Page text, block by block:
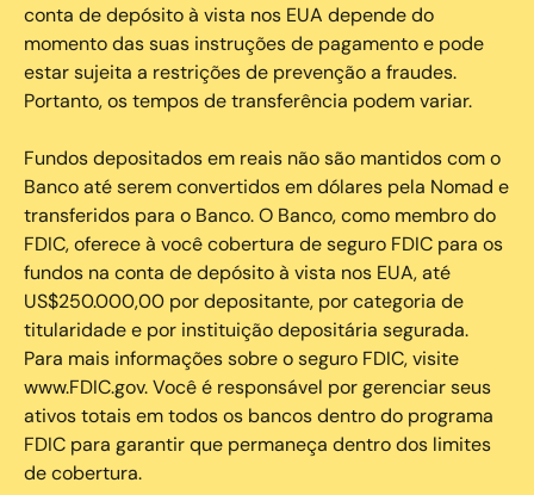
conta de depósito à vista nos EUA depende do
momento das suas instruções de pagamento e pode
estar sujeita a restrições de prevenção a fraudes.
Portanto, os tempos de transferência podem variar.
Fundos depositados em reais não são mantidos com o
Banco até serem convertidos em dólares pela Nomad e
transferidos para o Banco. O Banco, como membro do
FDIC, oferece à você cobertura de seguro FDIC para os
fundos na conta de depósito à vista nos EUA, até
US$250.000,00 por depositante, por categoria de
titularidade e por instituição depositária segurada.
Para mais informações sobre o seguro FDIC, visite
www.FDIC.gov. Você é responsável por gerenciar seus
ativos totais em todos os bancos dentro do programa
FDIC para garantir que permaneça dentro dos limites
de cobertura.